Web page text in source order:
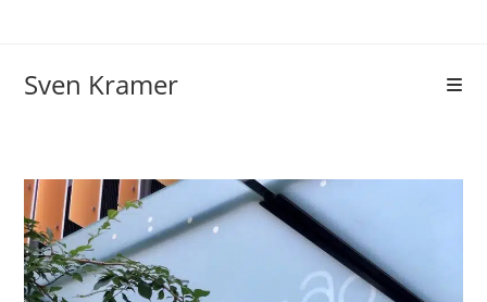
Sven Kramer